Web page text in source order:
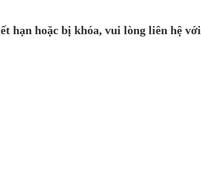
hạn hoặc bị khóa, vui lòng liên hệ với